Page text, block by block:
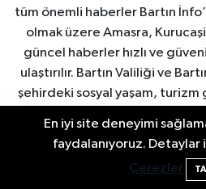
tüm önemli haberler Bartın
olmak üzere Amasra,
güncel haberler hızlı ve
ulaştırılır. Bartın Valiliği ve
şehirdeki sosyal yaşam,
nöbetçi eczaneler, hava
önemli şehir duyuruları düzenli
İnfo, Bartın’ın nabzını
En iyi site deneyimi
faydalanıyoruz. Detaylar
Çerezler
Bartın'da Şafak
Şüpheli Aranıyor